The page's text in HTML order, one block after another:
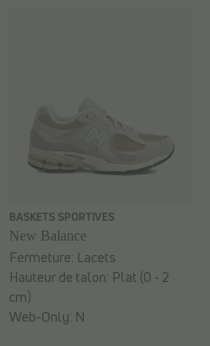
BASKETS SPORTIVES
New Balance
Fermeture: Lacets
Hauteur de talon: Plat (0 - 2
cm)
Web-Only: N